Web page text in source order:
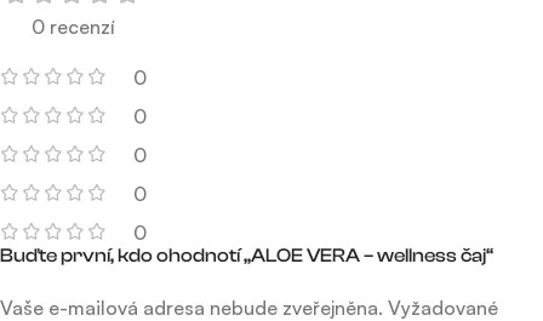
0 recenzí
0
0
0
0
0
Buďte první, kdo ohodnotí „ALOE VERA – wellness čaj“
Vaše e-mailová adresa nebude zveřejněna. Vyžadované